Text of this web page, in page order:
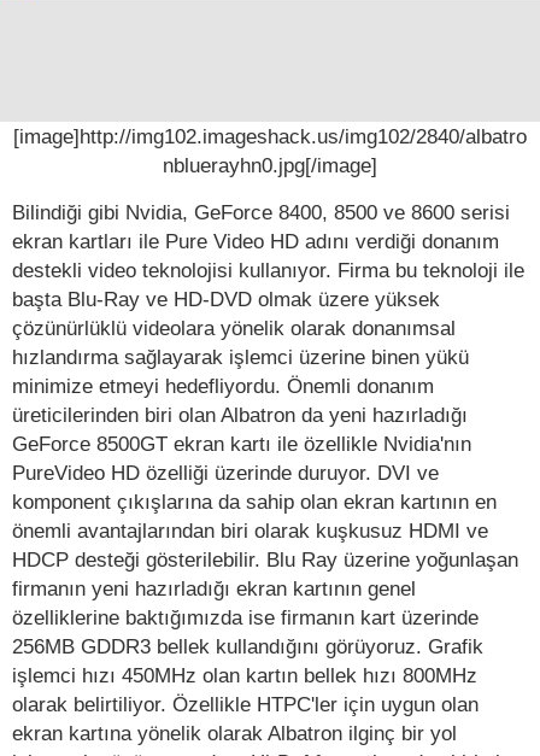
[image]http://img102.imageshack.us/img102/2840/albatro
nbluerayhn0.jpg[/image]
Bilindiği gibi Nvidia, GeForce 8400, 8500 ve 8600 serisi
ekran kartları ile Pure Video HD adını verdiği donanım
destekli video teknolojisi kullanıyor. Firma bu teknoloji ile
başta Blu-Ray ve HD-DVD olmak üzere yüksek
çözünürlüklü videolara yönelik olarak donanımsal
hızlandırma sağlayarak işlemci üzerine binen yükü
minimize etmeyi hedefliyordu. Önemli donanım
üreticilerinden biri olan Albatron da yeni hazırladığı
GeForce 8500GT ekran kartı ile özellikle Nvidia'nın
PureVideo HD özelliği üzerinde duruyor. DVI ve
komponent çıkışlarına da sahip olan ekran kartının en
önemli avantajlarından biri olarak kuşkusuz HDMI ve
HDCP desteği gösterilebilir. Blu Ray üzerine yoğunlaşan
firmanın yeni hazırladığı ekran kartının genel
özelliklerine baktığımızda ise firmanın kart üzerinde
256MB GDDR3 bellek kullandığını görüyoruz. Grafik
işlemci hızı 450MHz olan kartın bellek hızı 800MHz
olarak belirtiliyor. Özellikle HTPC'ler için uygun olan
ekran kartına yönelik olarak Albatron ilginç bir yol